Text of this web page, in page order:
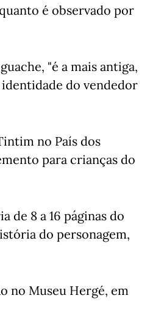
é observado por
"é a mais antiga,
identidade do vendedor
no País dos
para crianças do
de 8 a 16 páginas do
do personagem,
no Museu Hergé, em